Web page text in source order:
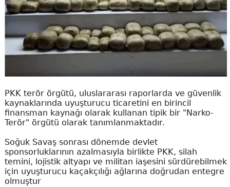
PKK terör örgütü, uluslararası raporlarda ve güvenlik
kaynaklarında uyuşturucu ticaretini en birincil
finansman kaynağı olarak kullanan tipik bir "Narko-
Terör" örgütü olarak tanımlanmaktadır.
Soğuk Savaş sonrası dönemde devlet
sponsorluklarının azalmasıyla birlikte PKK, silah
temini, lojistik altyapı ve militan iaşesini sürdürebilmek
için uyuşturucu kaçakçılığı ağlarına doğrudan entegre
olmuştur